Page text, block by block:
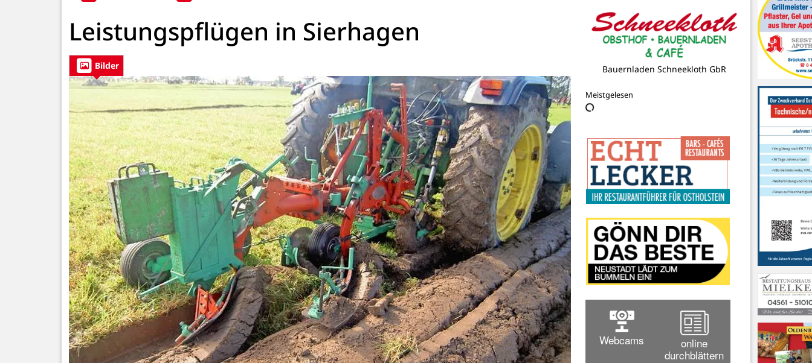
Leistungspflügen in Sierhagen
Bilder Freiwillige Feuerwehr Grömitz
Meistgelesen
Webcams
online
durchblättern